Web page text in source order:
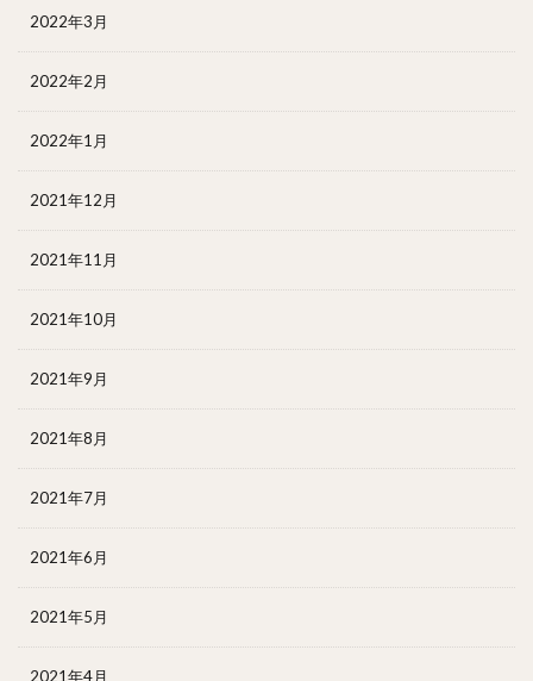
2022年3月
2022年2月
2022年1月
2021年12月
2021年11月
2021年10月
2021年9月
2021年8月
2021年7月
2021年6月
2021年5月
2021年4月